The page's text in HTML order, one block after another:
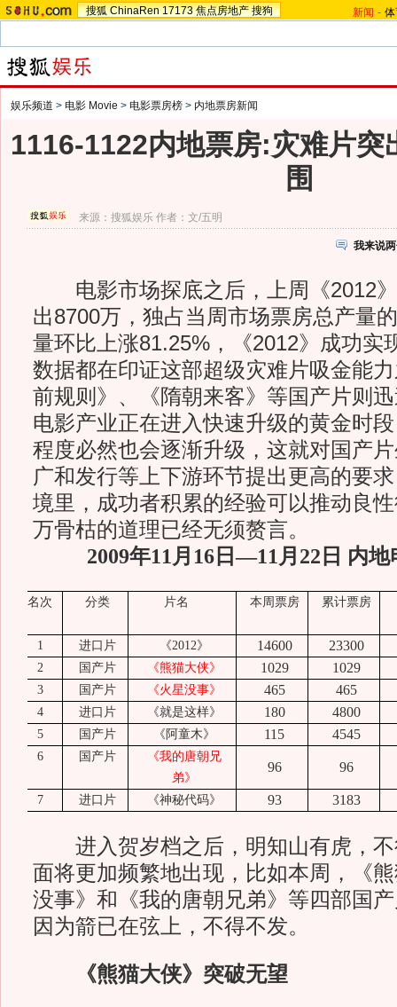
搜狐 ChinaRen 17173 焦点房地产 搜狗 新闻 -
娱乐频道 > 电影 Movie > 电影票房榜 > 内地票房新闻
1116-1122内地票房:灾难片
围
来源：搜狐娱乐 作者：文/五明
我来说
电影市场探底之后，上周《2012》
出8700万，独占当周市场票房总产量
量环比上涨81.25%，《2012》成功实
数据都在印证这部超级灾难片吸金能
前规则》、《隋朝来客》等国产片则
电影产业正在进入快速升级的黄金时
程度必然也会逐渐升级，这就对国产
广和发行等上下游环节提出更高的要
境里，成功者积累的经验可以推动良
万骨枯的道理已经无须赘言。
2009年11 月 16 日—11 月22 日 内
名次 分类 片名 本周票房 累计票房
1 进口片 《2012》 14600 23300
2 国产片 《熊猫大侠》 1029 1029
3 国产片 《火星没事》 465 465
4 进口片 《就是这样》 180 4800
5 国产片 《阿童木》 115 4545
6 国产片
《我的唐朝兄
弟》
96 96
7 进口片 《神秘代码》 93 3183
进入贺岁档之后，明知山有虎，不
面将更加频繁地出现，比如本周，《
没事》和《我的唐朝兄弟》等四部国
因为箭已在弦上，不得不发。
《熊猫大侠》突破无望